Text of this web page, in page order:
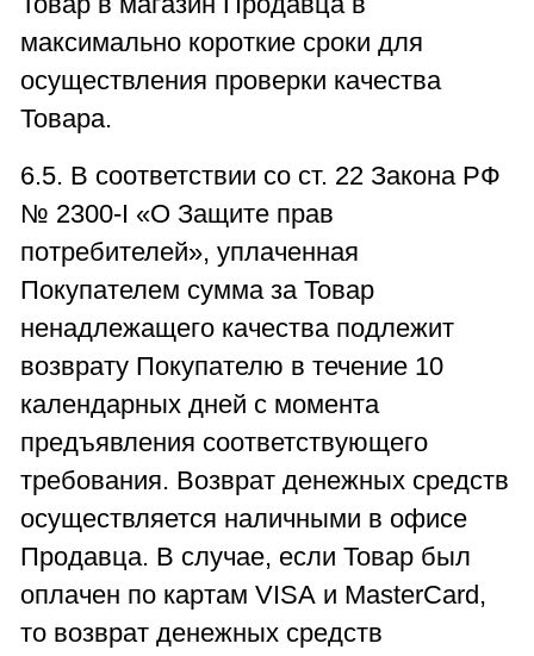
максимально короткие сроки для
осуществления проверки качества
Товара.
6.5. В соответствии со ст. 22 Закона РФ
№ 2300-I «О Защите прав
потребителей», уплаченная
Покупателем сумма за Товар
ненадлежащего качества подлежит
возврату Покупателю в течение 10
календарных дней с момента
предъявления соответствующего
требования. Возврат денежных средств
осуществляется наличными в офисе
Продавца. В случае, если Товар был
оплачен по картам VISA и MasterCard,
то возврат денежных средств